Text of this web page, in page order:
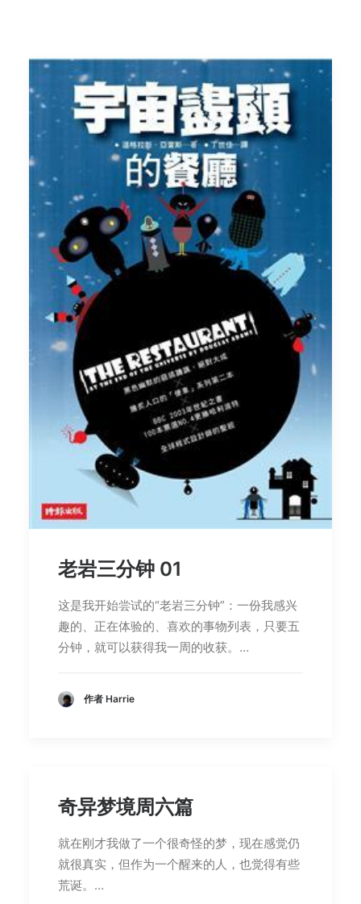
老岩三分钟 01
这是我开始尝试的“老岩三分钟”：一份我感兴
趣的、正在体验的、喜欢的事物列表，只要五
分钟，就可以获得我一周的收获。…
作者 Harrie
奇异梦境周六篇
就在刚才我做了一个很奇怪的梦，现在感觉仍
就很真实，但作为一个醒来的人，也觉得有些
荒诞。…